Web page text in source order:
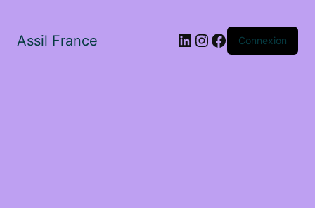
Assil France LinkedIn
Instagram
Facebook
Connexion